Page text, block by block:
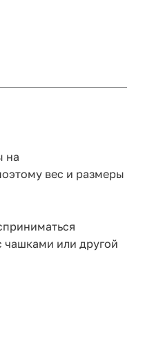
на
вес и размеры
чашками или другой